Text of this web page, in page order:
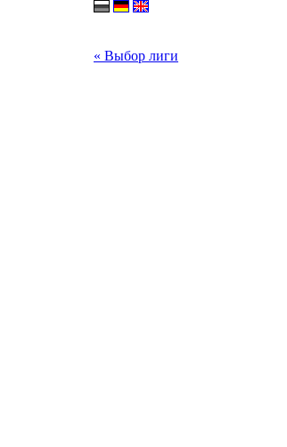
« Выбор лиги